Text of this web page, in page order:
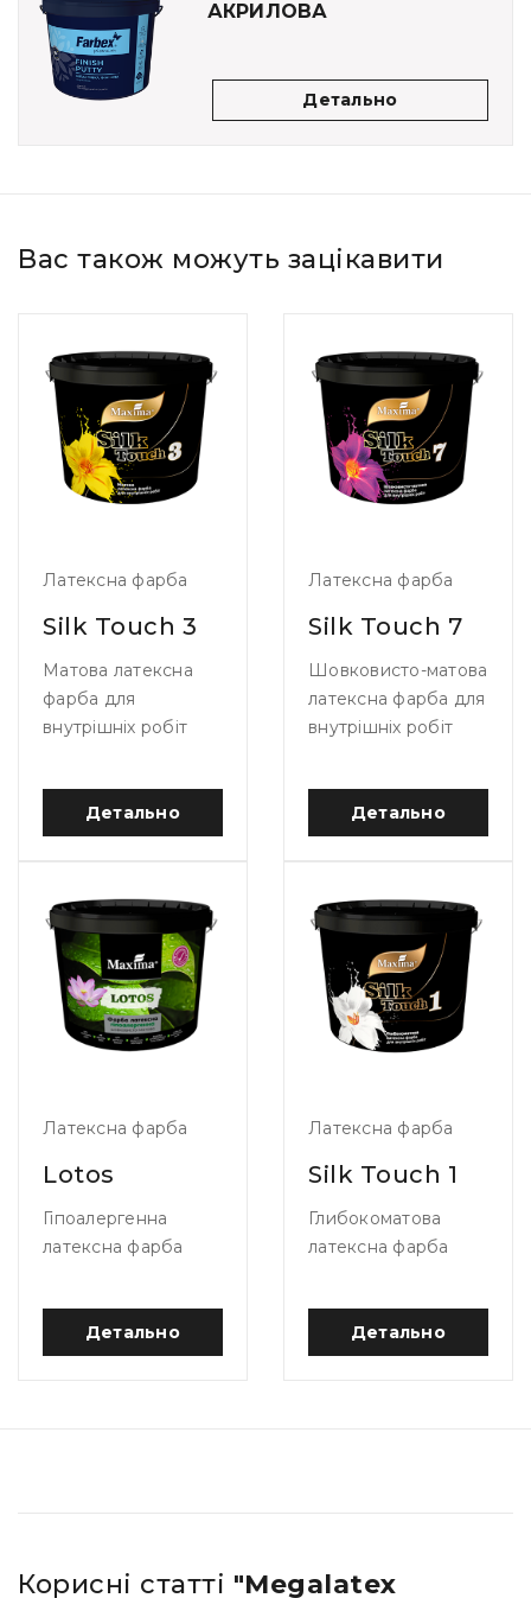
АКРИЛОВА
Детально
Вас також можуть зацікавити
Латексна фарба
Silk Touch 3
Матова латексна
фарба для
внутрішніх робіт
Детально
Латексна фарба
Silk Touch 7
Шовковисто-матова
латексна фарба для
внутрішніх робіт
Детально
Латексна фарба
Lotos
Гіпоалергенна
латексна фарба
Детально
Латексна фарба
Silk Touch 1
Глибокоматова
латексна фарба
Детально
Корисні статті "Megalatex